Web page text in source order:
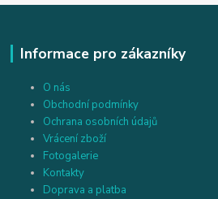
Informace pro zákazníky
O nás
Obchodní podmínky
Ochrana osobních údajů
Vrácení zboží
Fotogalerie
Kontakty
Doprava a platba